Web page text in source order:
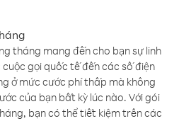
tháng mang đến cho bạn sự linh
gọi quốc tế đến các số điện
ở mức cước phí thấp mà không
của bạn bất kỳ lúc nào. Với gói
bạn có thể tiết kiệm trên các